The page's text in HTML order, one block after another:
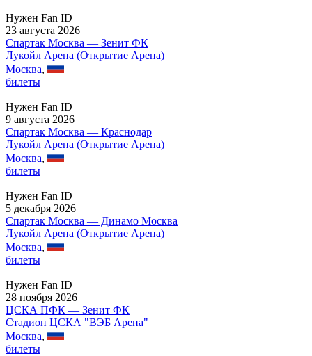
Нужен Fan ID
23 августа 2026
Спартак Москва — Зенит ФК
Лукойл Арена (Открытие Арена)
Москва,
билеты
Нужен Fan ID
9 августа 2026
Спартак Москва — Краснодар
Лукойл Арена (Открытие Арена)
Москва,
билеты
Нужен Fan ID
5 декабря 2026
Спартак Москва — Динамо Москва
Лукойл Арена (Открытие Арена)
Москва,
билеты
Нужен Fan ID
28 ноября 2026
ЦСКА ПФК — Зенит ФК
Стадион ЦСКА "ВЭБ Арена"
Москва,
билеты